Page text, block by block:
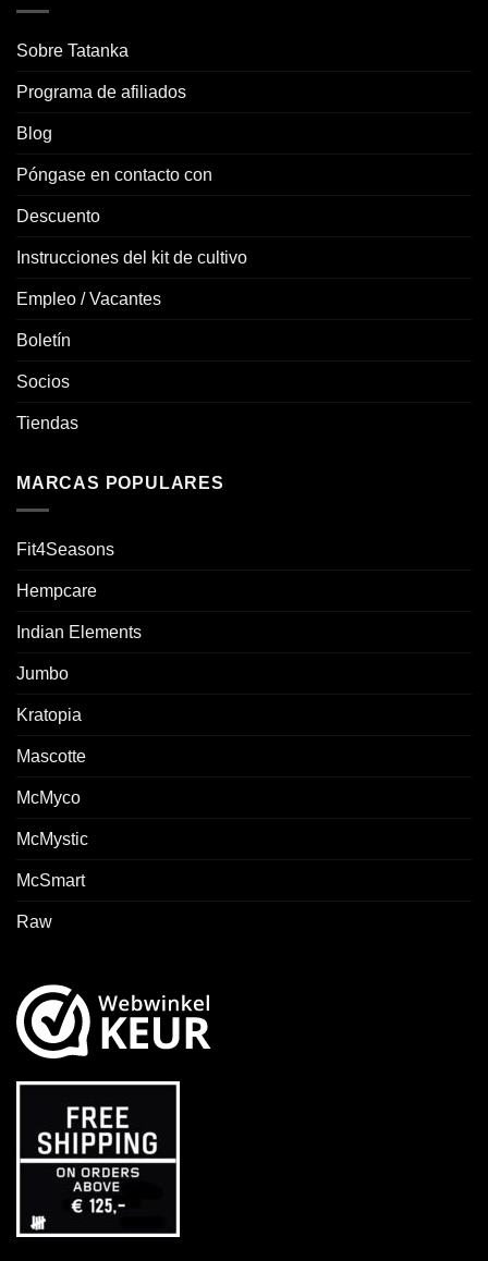
Sobre Tatanka
Programa de afiliados
Blog
Póngase en contacto con
Descuento
Instrucciones del kit de cultivo
Empleo / Vacantes
Boletín
Socios
Tiendas
MARCAS POPULARES
Fit4Seasons
Hempcare
Indian Elements
Jumbo
Kratopia
Mascotte
McMyco
McMystic
McSmart
Raw